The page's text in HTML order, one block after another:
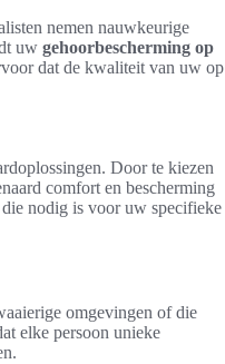
nemen nauwkeurige
uw gehoorbescherming op
dat de kwaliteit van uw op
Door te kiezen
comfort en bescherming
nodig is voor uw specifieke
omgevingen of die
elke persoon unieke